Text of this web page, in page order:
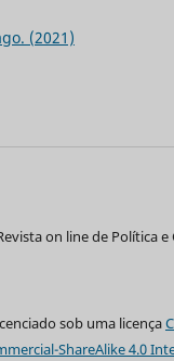
(2021)
on line de Política e
sob uma licença
ShareAlike 4.0